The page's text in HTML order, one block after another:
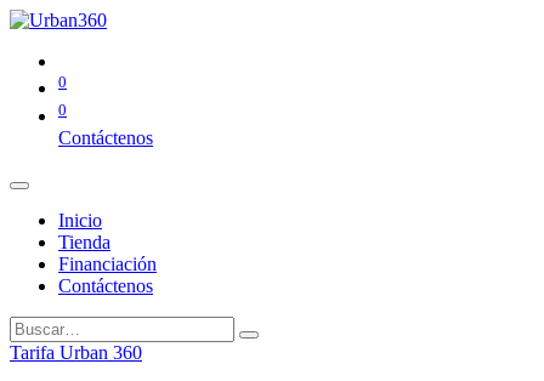
0
0
Contáctenos
Inicio
Tienda
Financiación
Contáctenos
Tarifa Urban 360